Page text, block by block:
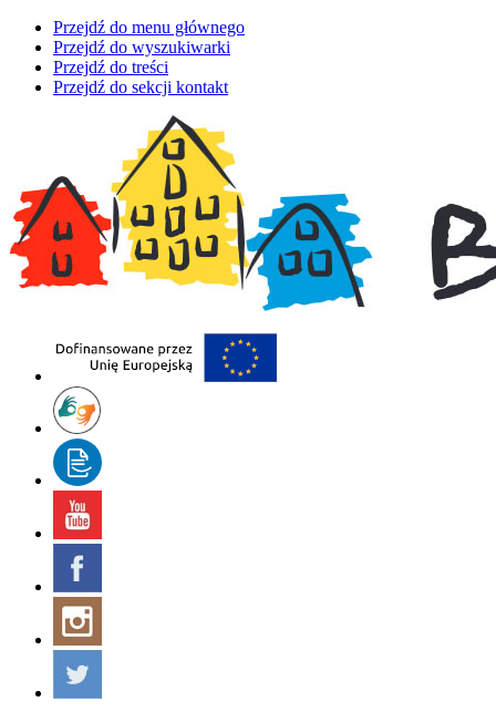
Przejdź do menu głównego
Przejdź do wyszukiwarki
Przejdź do treści
Przejdź do sekcji kontakt